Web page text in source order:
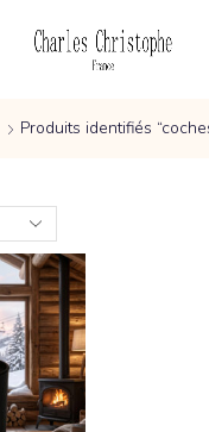
Produits identifiés